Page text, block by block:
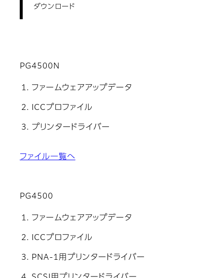
ダウンロード
PG4500N
ファームウェアアップデータ
ICCプロファイル
プリンタードライバー
ファイル一覧へ
PG4500
ファームウェアアップデータ
ICCプロファイル
PNA-1用プリンタードライバー